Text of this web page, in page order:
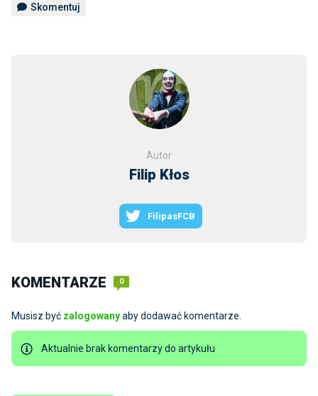
Skomentuj
Autor
Filip Kłos
FilipasFCB
KOMENTARZE 0
Musisz być zalogowanyaby dodawać komentarze.
Aktualnie brak komentarzy do artykułu